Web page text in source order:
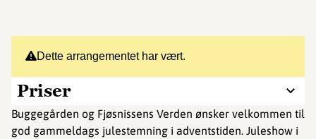
Dette arrangementet har vært.
Priser
Buggegården og Fjøsnissens Verden ønsker velkommen til
god gammeldags julestemning i adventstiden. Juleshow i